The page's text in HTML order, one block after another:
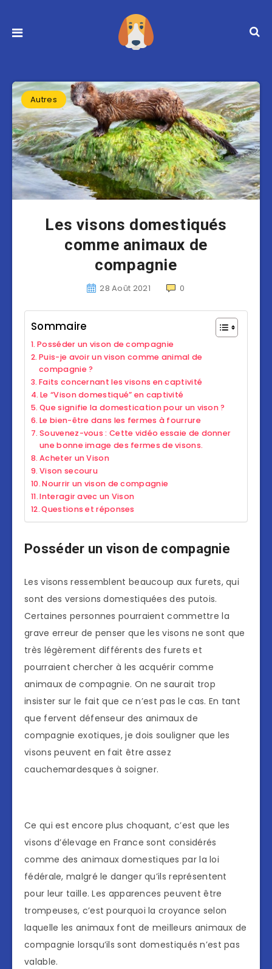
Autres
Les visons domestiqués
comme animaux de
compagnie
28 Août 2021 0
Sommaire
Posséder un vison de compagnie
Puis-je avoir un vison comme animal de
compagnie ?
Faits concernant les visons en captivité
Le “Vison domestiqué” en captivité
Que signifie la domestication pour un vison ?
Le bien-être dans les fermes à fourrure
Souvenez-vous : Cette vidéo essaie de donner
une bonne image des fermes de visons.
Acheter un Vison
Vison secouru
Nourrir un vison de compagnie
Interagir avec un Vison
Questions et réponses
Posséder un vison de compagnie
Les visons ressemblent beaucoup aux furets, qui
sont des versions domestiquées des putois.
Certaines personnes pourraient commettre la
grave erreur de penser que les visons ne sont que
très légèrement différents des furets et
pourraient chercher à les acquérir comme
animaux de compagnie. On ne saurait trop
insister sur le fait que ce n’est pas le cas. En tant
que fervent défenseur des animaux de
compagnie exotiques, je dois souligner que les
visons peuvent en fait être assez
cauchemardesques à soigner.
Ce qui est encore plus choquant, c’est que les
visons d’élevage en France sont considérés
comme des animaux domestiques par la loi
fédérale, malgré le danger qu’ils représentent
pour leur taille. Les apparences peuvent être
trompeuses, c’est pourquoi la croyance selon
laquelle les animaux font de meilleurs animaux de
compagnie lorsqu’ils sont domestiqués n’est pas
valable.